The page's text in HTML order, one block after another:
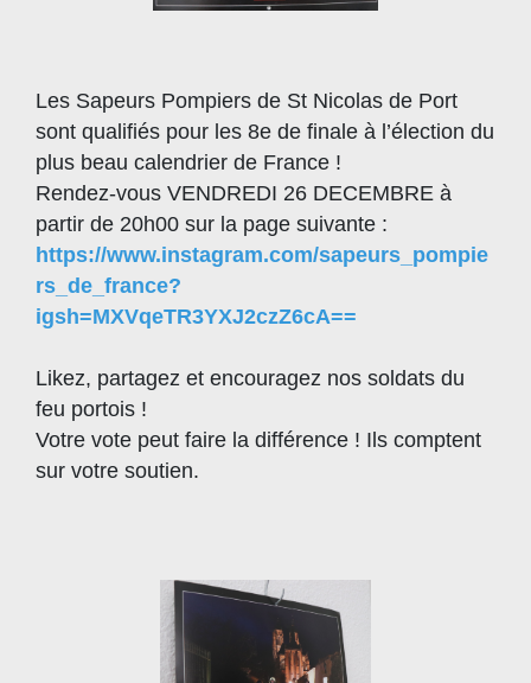
Les Sapeurs Pompiers de St Nicolas de Port
sont qualifiés pour les 8e de finale à l’élection du
plus beau calendrier de France !
Rendez-vous VENDREDI 26 DECEMBRE à
partir de 20h00 sur la page suivante :
https://www.instagram.com/sapeurs_pompie
rs_de_france?
igsh=MXVqeTR3YXJ2czZ6cA==
Likez, partagez et encouragez nos soldats du
feu portois !
Votre vote peut faire la différence ! Ils comptent
sur votre soutien.